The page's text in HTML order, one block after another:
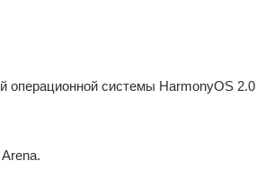
операционной системы HarmonyOS 2.0